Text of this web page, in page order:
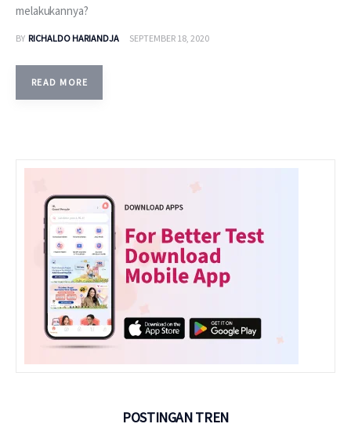
melakukannya?
BY RICHALDO HARIANDJA SEPTEMBER 18, 2020
READ MORE
POSTINGAN TREN